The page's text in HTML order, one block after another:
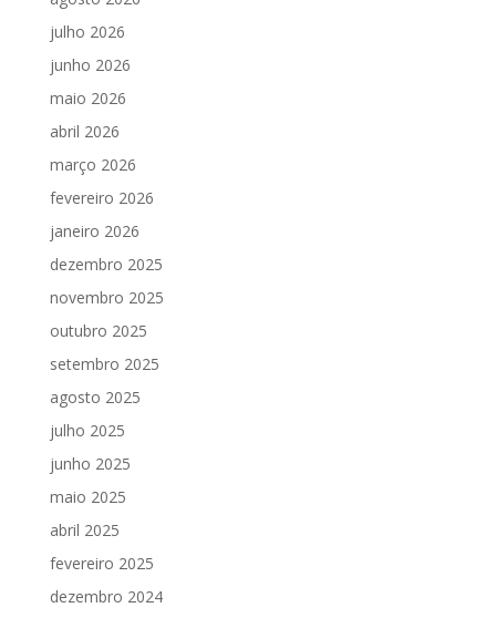
julho 2026
junho 2026
maio 2026
abril 2026
março 2026
fevereiro 2026
janeiro 2026
dezembro 2025
novembro 2025
outubro 2025
setembro 2025
agosto 2025
julho 2025
junho 2025
maio 2025
abril 2025
fevereiro 2025
dezembro 2024